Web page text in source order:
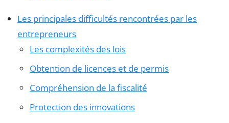
Les principales difficultés rencontrées par les
entrepreneurs
Les complexités des lois
Obtention de licences et de permis
Compréhension de la fiscalité
Protection des innovations